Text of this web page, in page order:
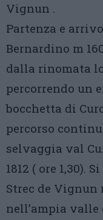
Vignun .
Partenza e
Bernardino m
dalla rinomata
percorrendo un
bocchetta di
percorso
selvaggia val
1812 ( ore 1,30).
Strec de Vignun
nell’ampia